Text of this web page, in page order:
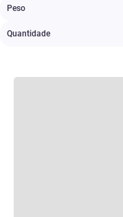
Peso
Quantidade